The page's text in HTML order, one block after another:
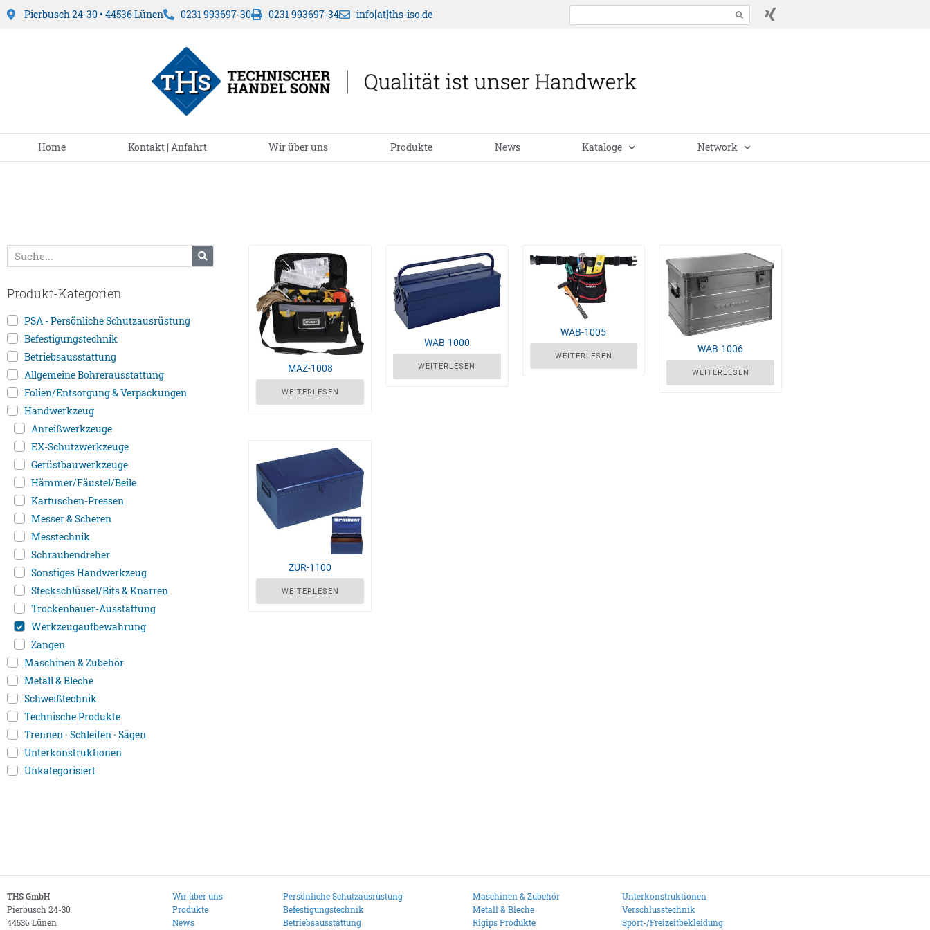
Pierbusch 24-30 • 44536 Lünen 0231 993697-30 0231 993697-34 info[at]ths-iso.de
Home Kontakt | Anfahrt Wir über uns Produkte News Kataloge Network
Produkt-Kategorien
PSA - Persönliche Schutzausrüstung
Befestigungstechnik
Betriebsausstattung
Allgemeine Bohrerausstattung
Folien/Entsorgung & Verpackungen
Handwerkzeug
Anreißwerkzeuge
EX-Schutzwerkzeuge
Gerüstbauwerkzeuge
Hämmer/Fäustel/Beile
Kartuschen-Pressen
Messer & Scheren
Messtechnik
Schraubendreher
Sonstiges Handwerkzeug
Steckschlüssel/Bits & Knarren
Trockenbauer-Ausstattung
Werkzeugaufbewahrung
Zangen
Maschinen & Zubehör
Metall & Bleche
Schweißtechnik
Technische Produkte
Trennen · Schleifen · Sägen
Unterkonstruktionen
Unkategorisiert
MAZ-1008
WEITERLESEN
WAB-1000
WEITERLESEN
WAB-1005
WEITERLESEN
WAB-1006
WEITERLESEN
ZUR-1100
WEITERLESEN
THS GmbH
Pierbusch 24-30
44536 Lünen
Wir über uns
Produkte
News
Persönliche Schutzausrüstung
Befestigungstechnik
Betriebsausstattung
Maschinen & Zubehör
Metall & Bleche
Rigips Produkte
Unterkonstruktionen
Verschlusstechnik
Sport-/Freizeitbekleidung